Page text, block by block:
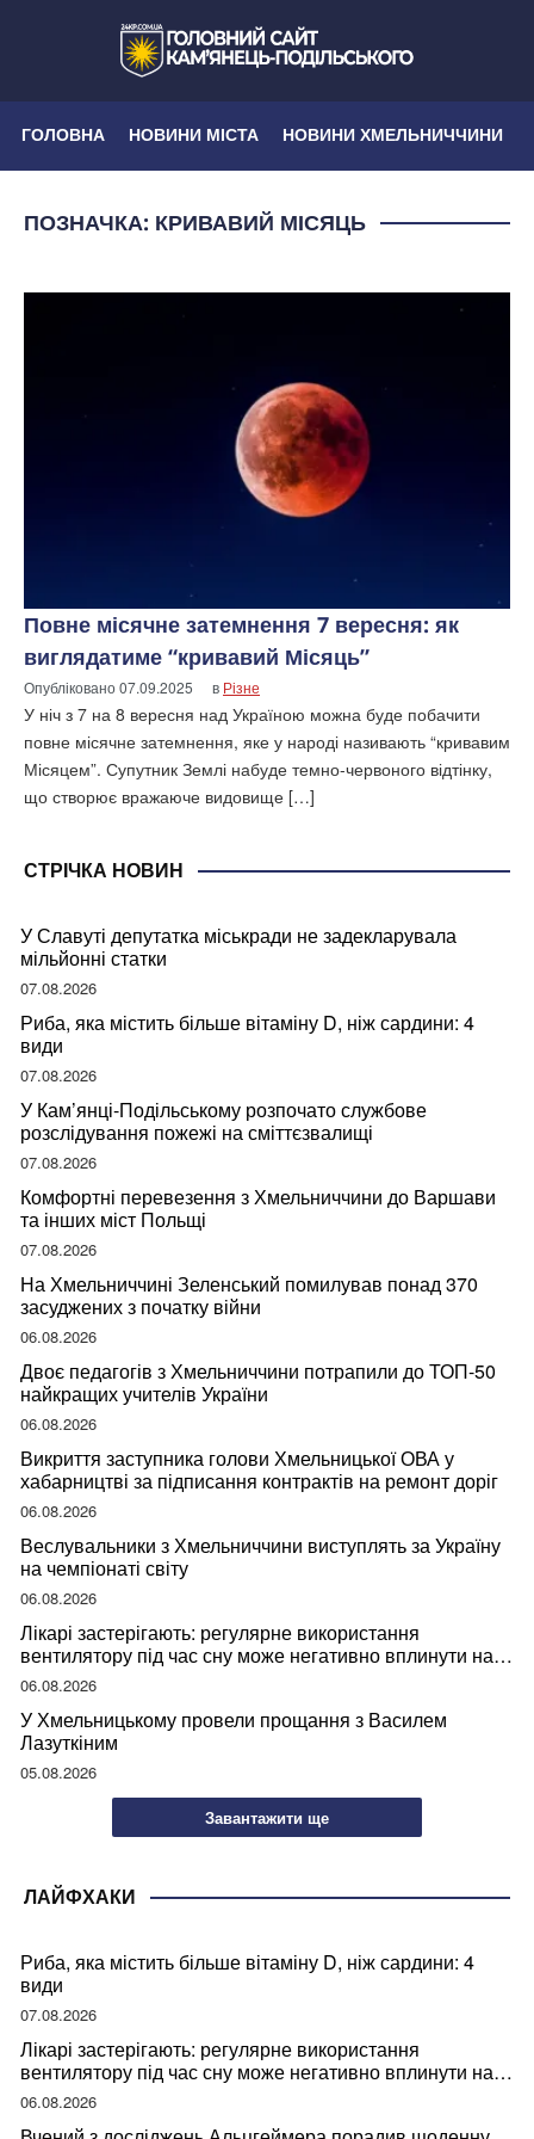
ГОЛОВНА НОВИНИ МІСТА НОВИНИ ХМЕЛЬНИЧЧИНИ
ПОЗНАЧКА: КРИВАВИЙ МІСЯЦЬ
Повне місячне затемнення 7 вересня: як
виглядатиме “кривавий Місяць”
Опубліковано07.09.2025 в Різне
У ніч з 7 на 8 вересня над Україною можна буде побачити
повне місячне затемнення, яке у народі називають “кривавим
Місяцем”. Супутник Землі набуде темно-червоного відтінку,
що створює вражаюче видовище […]
СТРІЧКА НОВИН
У Славуті депутатка міськради не задекларувала
мільйонні статки
07.08.2026
Риба, яка містить більше вітаміну D, ніж сардини: 4
види
07.08.2026
У Кам’янці-Подільському розпочато службове
розслідування пожежі на сміттєзвалищі
07.08.2026
Комфортні перевезення з Хмельниччини до Варшави
та інших міст Польщі
07.08.2026
На Хмельниччині Зеленський помилував понад 370
засуджених з початку війни
06.08.2026
Двоє педагогів з Хмельниччини потрапили до ТОП-50
найкращих учителів України
06.08.2026
Викриття заступника голови Хмельницької ОВА у
хабарництві за підписання контрактів на ремонт доріг
06.08.2026
Веслувальники з Хмельниччини виступлять за Україну
на чемпіонаті світу
06.08.2026
Лікарі застерігають: регулярне використання
вентилятору під час сну може негативно вплинути на
ваше здоров’я
06.08.2026
У Хмельницькому провели прощання з Василем
Лазуткіним
05.08.2026
Завантажити ще
ЛАЙФХАКИ
Риба, яка містить більше вітаміну D, ніж сардини: 4
види
07.08.2026
Лікарі застерігають: регулярне використання
вентилятору під час сну може негативно вплинути на
ваше здоров’я
06.08.2026